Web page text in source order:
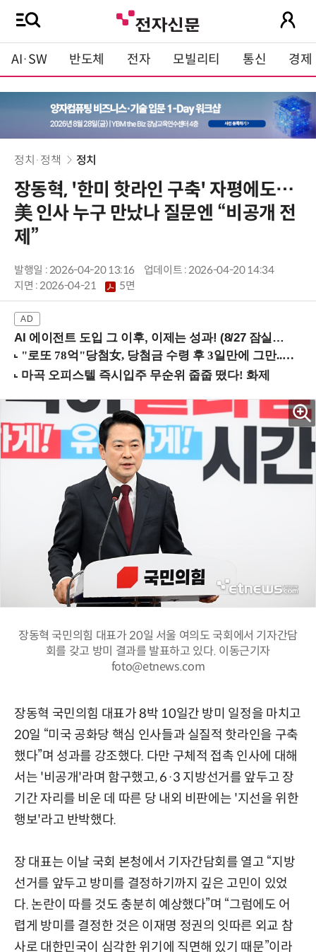
AI·SW 반도체 전자 모빌리티 통신 경제
정치·정책 정치
장동혁, '한미 핫라인 구축' 자평에도…
美 인사 누구 만났나 질문엔 “비공개 전
제”
발행일 : 2026-04-20 13:16
업데이트 : 2026-04-20 14:34
지면 :2026-04-21 5면
AI 에이전트 도입 그 이후, 이제는 성과! (8/27 잠실역)
장동혁 국민의힘 대표가 20일 서울 여의도 국회에서 기자간담
회를 갖고 방미 결과를 발표하고 있다. 이동근기자
foto@etnews.com
장동혁 국민의힘 대표가 8박 10일간 방미 일정을 마치고
20일 “미국 공화당 핵심 인사들과 실질적 핫라인을 구축
했다”며 성과를 강조했다. 다만 구체적 접촉 인사에 대해
서는 '비공개'라며 함구했고, 6·3 지방선거를 앞두고 장
기간 자리를 비운 데 따른 당 내외 비판에는 '지선을 위한
행보'라고 반박했다.
장 대표는 이날 국회 본청에서 기자간담회를 열고 “지방
선거를 앞두고 방미를 결정하기까지 깊은 고민이 있었
다. 논란이 따를 것도 충분히 예상했다”며 “그럼에도 어
렵게 방미를 결정한 것은 이재명 정권의 잇따른 외교 참
사로 대한민국이 심각한 위기에 직면해 있기 때문”이라